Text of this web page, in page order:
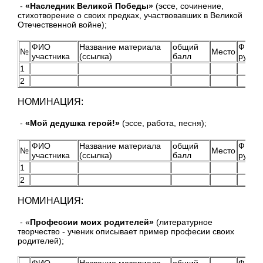
- «Наследник Великой Победы» (эссе, сочинение,
стихотворение о своих предках, участвовавших в Великой
Отечественной войне);
№ ФИО
участника
Название материала
(ссылка)
общий
балл
Место ФИО
1
2
НОМИНАЦИЯ:
- «Мой дедушка герой!» (эссе, работа, песня);
№ ФИО
участника
Название материала
(ссылка)
общий
балл
Место ФИО
1
2
НОМИНАЦИЯ:
- «Профессии моих родителей» (литературное
творчество - ученик описывает пример професии своих
родителей);